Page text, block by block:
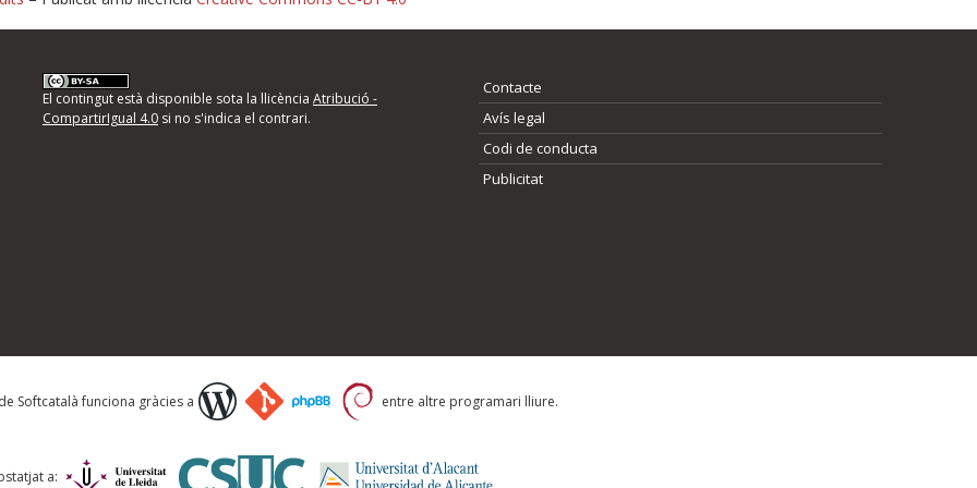
d'errors
següents i descriviu quina és la millora que
El contingut està disponible sota la llicència Atribució -
CompartirIgual 4.0si no s'indica el contrari.
Contacte
Avís legal
Codi de conducta
Publicitat
Softcatalà funciona gràcies a entre altre programari lliure.
a: